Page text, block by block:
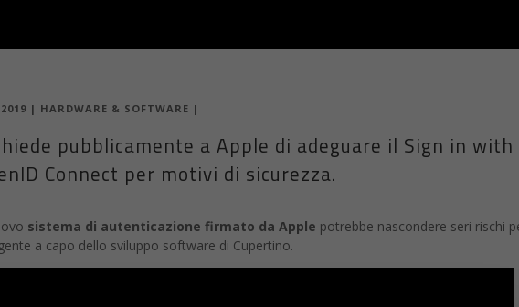
| HARDWARE & SOFTWARE |
pubblicamente a Apple di adeguare il Sign in
Connect per motivi di sicurezza.
sistema di autenticazione firmato da Apple potrebbe nascondere seri rischi
a capo dello sviluppo software di Cupertino.